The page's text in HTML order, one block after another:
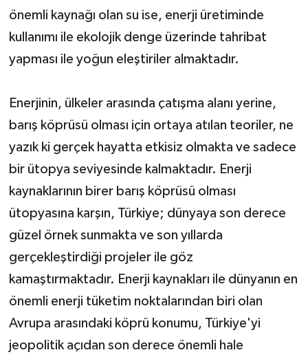
önemli kaynağı olan su ise, enerji üretiminde
kullanımı ile ekolojik denge üzerinde tahribat
yapması ile yoğun eleştiriler almaktadır.
Enerjinin, ülkeler arasında çatışma alanı yerine,
barış köprüsü olması için ortaya atılan teoriler, ne
yazık ki gerçek hayatta etkisiz olmakta ve sadece
bir ütopya seviyesinde kalmaktadır. Enerji
kaynaklarının birer barış köprüsü olması
ütopyasına karşın, Türkiye; dünyaya son derece
güzel örnek sunmakta ve son yıllarda
gerçekleştirdiği projeler ile göz
kamaştırmaktadır. Enerji kaynakları ile dünyanın en
önemli enerji tüketim noktalarından biri olan
Avrupa arasındaki köprü konumu, Türkiye'yi
jeopolitik açıdan son derece önemli hale